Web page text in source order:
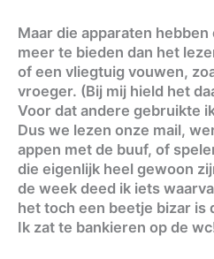
Maar die apparaten
meer te bieden dan het
of een vliegtuig vouwen,
vroeger. (Bij mij hield het
Voor dat andere gebruikte
Dus we lezen onze mail,
appen met de buuf, of
die eigenlijk heel gewoon
de week deed ik iets
het toch een beetje bizar is
Ik zat te bankieren op de